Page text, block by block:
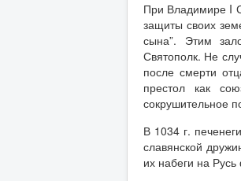
При Владимире I
защиты своих
сына”. Этим
Святополк. Не
после смерти
престол как
сокрушительное
В 1034 г.
славянской
их набеги на Русь